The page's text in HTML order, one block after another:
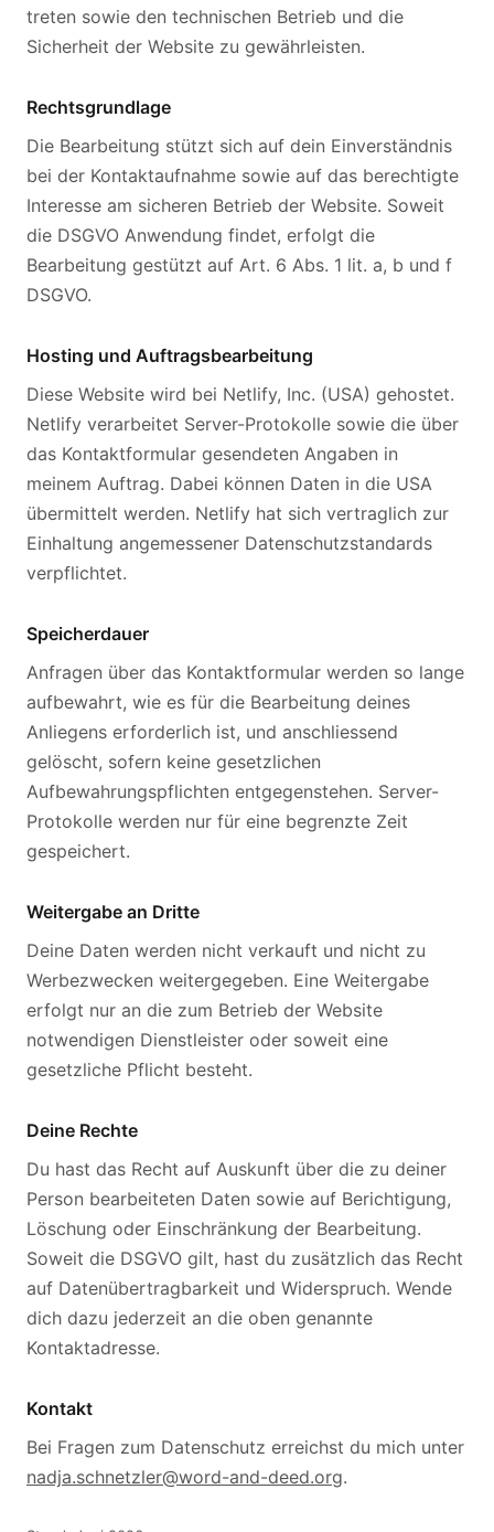
treten sowie den technischen Betrieb und die
Sicherheit der Website zu gewährleisten.
Rechtsgrundlage
Die Bearbeitung stützt sich auf dein Einverständnis
bei der Kontaktaufnahme sowie auf das berechtigte
Interesse am sicheren Betrieb der Website. Soweit
die DSGVO Anwendung findet, erfolgt die
Bearbeitung gestützt auf Art. 6 Abs. 1 lit. a, b und f
DSGVO.
Hosting und Auftragsbearbeitung
Diese Website wird bei Netlify, Inc. (USA) gehostet.
Netlify verarbeitet Server-Protokolle sowie die über
das Kontaktformular gesendeten Angaben in
meinem Auftrag. Dabei können Daten in die USA
übermittelt werden. Netlify hat sich vertraglich zur
Einhaltung angemessener Datenschutzstandards
verpflichtet.
Speicherdauer
Anfragen über das Kontaktformular werden so lange
aufbewahrt, wie es für die Bearbeitung deines
Anliegens erforderlich ist, und anschliessend
gelöscht, sofern keine gesetzlichen
Aufbewahrungspflichten entgegenstehen. Server-
Protokolle werden nur für eine begrenzte Zeit
gespeichert.
Weitergabe an Dritte
Deine Daten werden nicht verkauft und nicht zu
Werbezwecken weitergegeben. Eine Weitergabe
erfolgt nur an die zum Betrieb der Website
notwendigen Dienstleister oder soweit eine
gesetzliche Pflicht besteht.
Deine Rechte
Du hast das Recht auf Auskunft über die zu deiner
Person bearbeiteten Daten sowie auf Berichtigung,
Löschung oder Einschränkung der Bearbeitung.
Soweit die DSGVO gilt, hast du zusätzlich das Recht
auf Datenübertragbarkeit und Widerspruch. Wende
dich dazu jederzeit an die oben genannte
Kontaktadresse.
Kontakt
Bei Fragen zum Datenschutz erreichst du mich unter
nadja.schnetzler@word-and-deed.org.